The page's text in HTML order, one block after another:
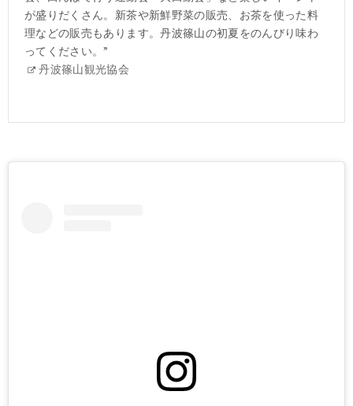
が盛りだくさん。新茶や新鮮野菜の販売、お茶を使った料
理などの販売もあります。丹波篠山の初夏をのんびり味わ
ってください。”
丹波篠山観光協会